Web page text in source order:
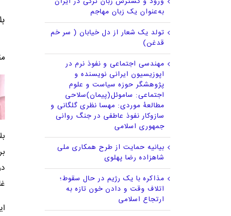
به‌عنوان یک زبان مهاجم
تولد یک شعار از دل خیابان ( سر خم
قدغن)
مهندسی اجتماعی و نفوذ نرم در
اپوزیسیون ایرانی نویسنده و
پژوهشگر حوزه سیاست و علوم
اجتماعی: ساموئل(پیمان)سلاحی
مطالعهٔ موردی: مهسا نظری گلگانی و
سازوکار نفوذ عاطفی در جنگ روانی
جمهوری اسلامی
بیانیه حمایت از طرح همکاری ملی
شاهزاده رضا پهلوی
مذاکره با یک رژیم در حال سقوط؛
اتلاف وقت و دادن خون تازه به
ارتجاع اسلامی